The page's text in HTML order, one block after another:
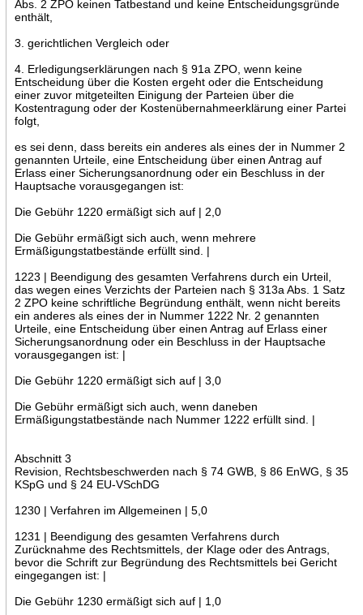
Abs. 2 ZPO keinen Tatbestand und keine Entscheidungsgründe
enthält,
3. gerichtlichen Vergleich oder
4. Erledigungserklärungen nach § 91a ZPO, wenn keine
Entscheidung über die Kosten ergeht oder die Entscheidung
einer zuvor mitgeteilten Einigung der Parteien über die
Kostentragung oder der Kostenübernahmeerklärung einer Partei
folgt,
es sei denn, dass bereits ein anderes als eines der in Nummer 2
genannten Urteile, eine Entscheidung über einen Antrag auf
Erlass einer Sicherungsanordnung oder ein Beschluss in der
Hauptsache vorausgegangen ist:
Die Gebühr 1220 ermäßigt sich auf | 2,0
Die Gebühr ermäßigt sich auch, wenn mehrere
Ermäßigungstatbestände erfüllt sind. |
1223 | Beendigung des gesamten Verfahrens durch ein Urteil,
das wegen eines Verzichts der Parteien nach § 313a Abs. 1 Satz
2 ZPO keine schriftliche Begründung enthält, wenn nicht bereits
ein anderes als eines der in Nummer 1222 Nr. 2 genannten
Urteile, eine Entscheidung über einen Antrag auf Erlass einer
Sicherungsanordnung oder ein Beschluss in der Hauptsache
vorausgegangen ist: |
Die Gebühr 1220 ermäßigt sich auf | 3,0
Die Gebühr ermäßigt sich auch, wenn daneben
Ermäßigungstatbestände nach Nummer 1222 erfüllt sind. |
Abschnitt 3
Revision, Rechtsbeschwerden nach § 74 GWB, § 86 EnWG, § 35
KSpG und § 24 EU-VSchDG
1230 | Verfahren im Allgemeinen | 5,0
1231 | Beendigung des gesamten Verfahrens durch
Zurücknahme des Rechtsmittels, der Klage oder des Antrags,
bevor die Schrift zur Begründung des Rechtsmittels bei Gericht
eingegangen ist: |
Die Gebühr 1230 ermäßigt sich auf | 1,0